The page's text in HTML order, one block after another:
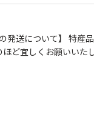
発送について】 特産
ど宜しくお願いい